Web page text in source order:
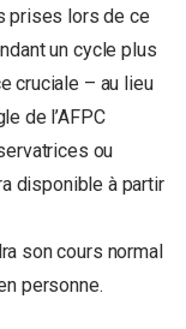
prises lors de ce
un cycle plus
cruciale – au lieu
de l’AFPC
ou
disponible à partir
son cours normal
personne.